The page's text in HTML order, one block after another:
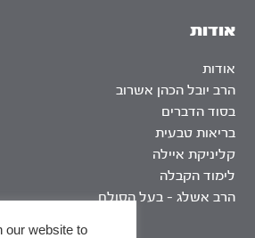
אודות
אודות
הרב יובל הכהן אשרוב
בסוד הדברים
בריאות טבעית
קליניקת איילה
לימוד הקבלה
הרב אשלג – בעל הסולם
our website to